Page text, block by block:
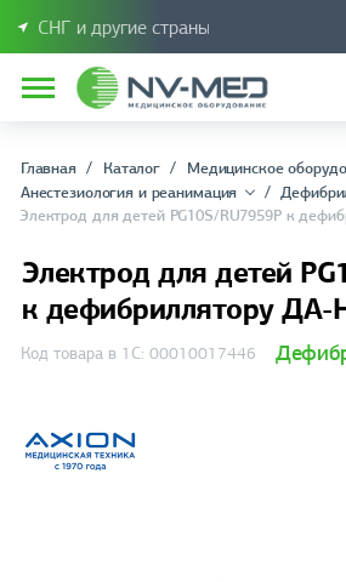
СНГ и другие страны
Главная Каталог
Медицинское
Анестезиология и реанимация
Электрод для детей PG10S/RU7959P к
Электрод для детей
к дефибриллятору ДА-
Код товара в 1С: 00010017446